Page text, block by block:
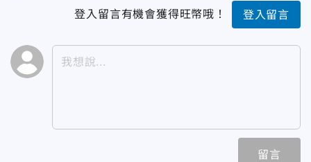
登入留言有機會獲得旺幣哦！ 登入留言
留言